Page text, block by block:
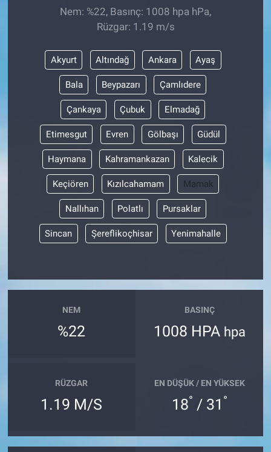
Nem: %22, Basınç: 1008 hpa hPa,
Rüzgar: 1.19 m/s
Akyurt Altındağ Ankara Ayaş
Bala Beypazarı Çamlıdere
Çankaya Çubuk Elmadağ
Etimesgut Evren Gölbaşı Güdül
Haymana Kahramankazan Kalecik
Keçiören Kızılcahamam Mamak
Nallıhan Polatlı Pursaklar
Sincan Şereflikoçhisar Yenimahalle
NEM
%22
BASINÇ
1008 HPA hpa
RÜZGAR
1.19 M/S
EN DÜŞÜK / EN YÜKSEK
18° / 31 °